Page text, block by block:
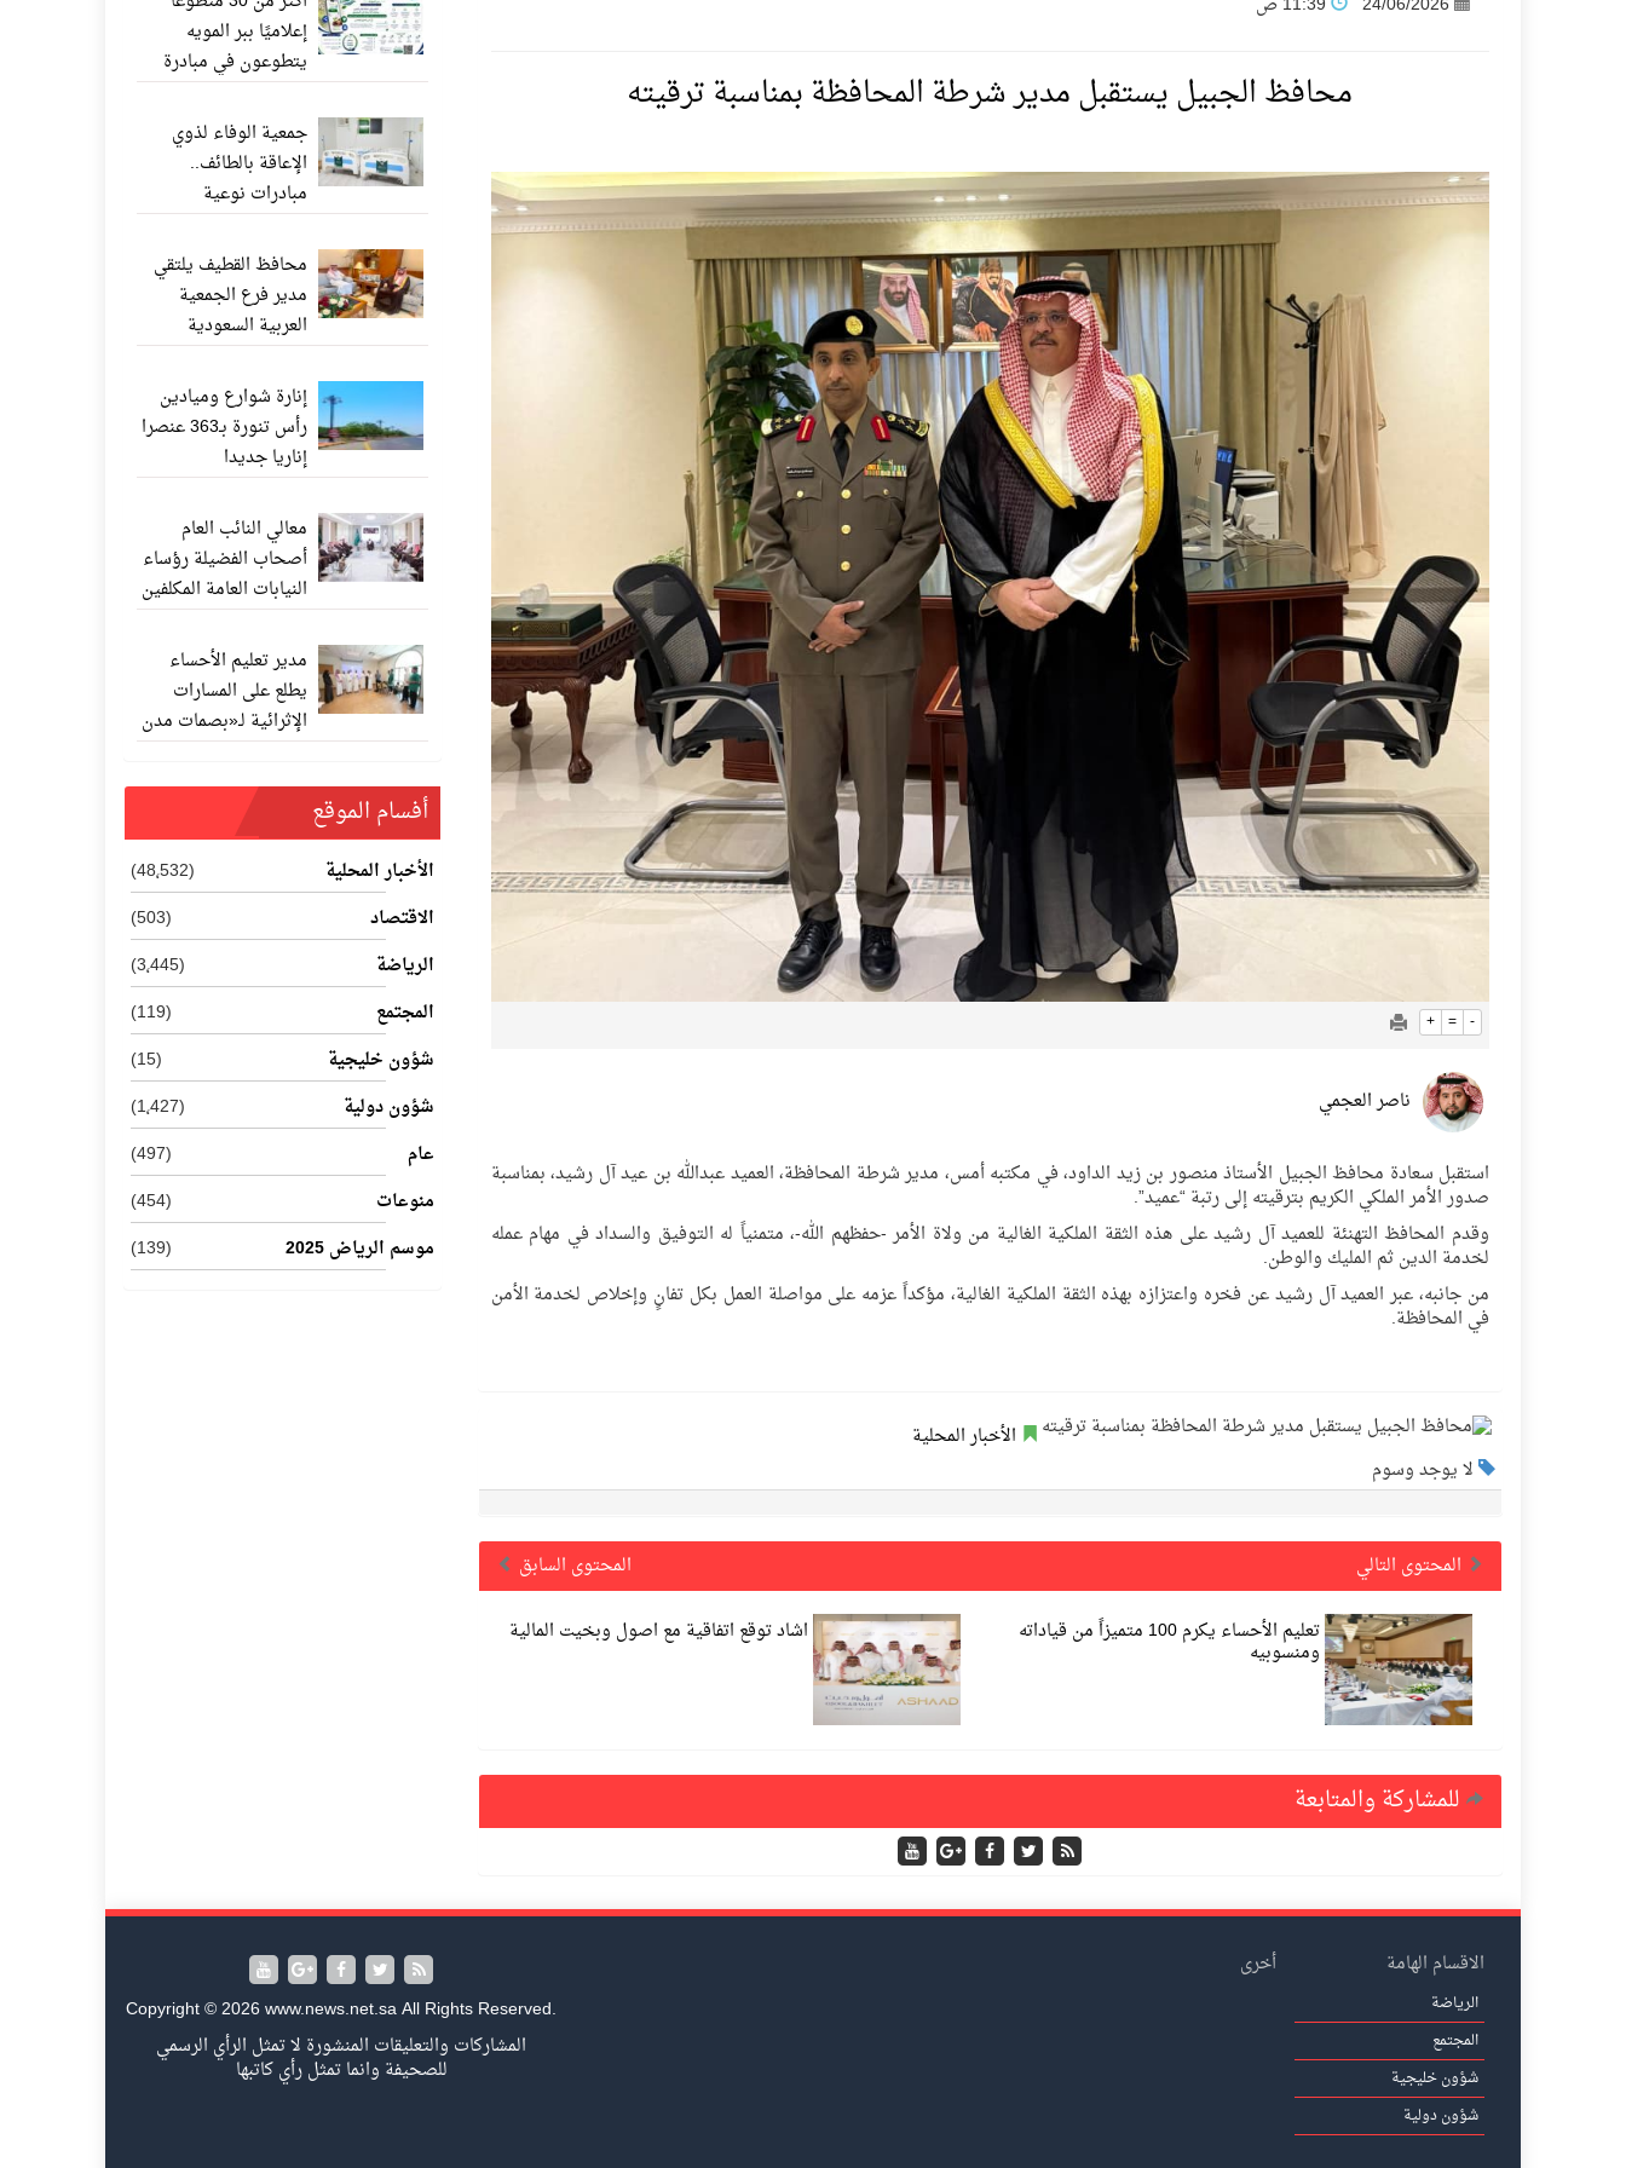
فنّ المكاتب للتجارة توقّع اتفاقية شراكة مع أكاديمية الهلال
تنافس قوي بين كبرى الإسطبلات في ثاني أسابيع موسم سباقات الرياض
سيل الخير يروي ملاعب الكوكب
كأس العالم للرياضات الإلكترونية شاهد على ريادة المملكة والنهضة الشاملة فيها
المنتخب السعودي ينافس (64) دولة في أولمبياد الفلك والفيزياء الفلكية الدولي بالهند
كأس العالم للرياضات الإلكترونية: فريق Karmine Corp الفرنسي بطلًا لبطولة Rocket League
إعلاميًا ببر المويه
يتطوعون في مبادرة
«ناشر الخير» عبر
واتساب
جمعية الوفاء لذوي
الإعاقة بالطائف..
مبادرات نوعية
وإنجازات إنسانية تعزز
جودة الحياة
محافظ القطيف يلتقي
مدير فرع الجمعية
العربية السعودية
للثقافة والفنون بالدمام
إنارة شوارع وميادين
رأس تنورة بـ363 عنصرا
إناريا جديدا
معالي النائب العام
أصحاب الفضيلة رؤساء
النيابات العامة المكلفين
حديثًا
مدير تعليم الأحساء
يطلع على المسارات
الإثرائية لـ«بصمات مدن
المستقبل 202
أفسام الموقع
الأخبار المحلية
(48٬532)
الاقتصاد
(503)
الرياضة
(3٬445)
المجتمع
(119)
شؤون خليجية
(15)
شؤون دولية
(1٬427)
عام
(497)
منوعات
(454)
موسم الرياض 2025
(139)
محافظ الجبيل يستقبل مدير شرطة المحافظة بمناسبة ترقيته
+ = -
ناصر العجمي
استقبل سعادة محافظ الجبيل الأستاذ منصور بن زيد الداود، في مكتبه أمس، مدير شرطة المحافظة، العميد عبدالله بن عيد آل رشيد، بمناسبة
صدور الأمر الملكي الكريم بترقيته إلى رتبة “عميد”.
​وقدم المحافظ التهنئة للعميد آل رشيد على هذه الثقة الملكية الغالية من ولاة الأمر -حفظهم الله-، متمنياً له التوفيق والسداد في مهام عمله
لخدمة الدين ثم المليك والوطن.
​من جانبه، عبر العميد آل رشيد عن فخره واعتزازه بهذه الثقة الملكية الغالية، مؤكداً عزمه على مواصلة العمل بكل تفانٍ وإخلاص لخدمة الأمن
في المحافظة.
الأخبار المحلية
لا يوجد وسوم
المحتوى السابق
المحتوى التالي
اشاد توقع اتفاقية مع اصول وبخيت المالية
تعليم الأحساء يكرم 100 متميزاً من قياداته
ومنسوبيه
للمشاركة والمتابعة
الاقسام الهامة
الرياضة
المجتمع
شؤون خليجية
شؤون دولية
أخرى
Copyright © 2026 www.news.net.sa All Rights Reserved.
المشاركات والتعليقات المنشورة لا تمثل الرأي الرسمي
للصحيفة وانما تمثل رأي كاتبها